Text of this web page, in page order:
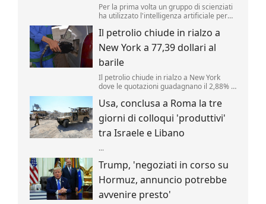
Per la prima volta un gruppo di scienziati
ha utilizzato l'intelligenza artificiale per
speranze di progressi in campo medico
ma sollevando al contempo la
preoccupante possibilità che, un giorno,
tale tecnologia poss...
Il petrolio chiude in rialzo a
New York a 77,39 dollari al
barile
Il petrolio chiude in rialzo a New York
dove le quotazioni guadagnano il 2,88% a
Usa, conclusa a Roma la tre
giorni di colloqui 'produttivi'
tra Israele e Libano
...
Trump, 'negoziati in corso su
Hormuz, annuncio potrebbe
avvenire presto'